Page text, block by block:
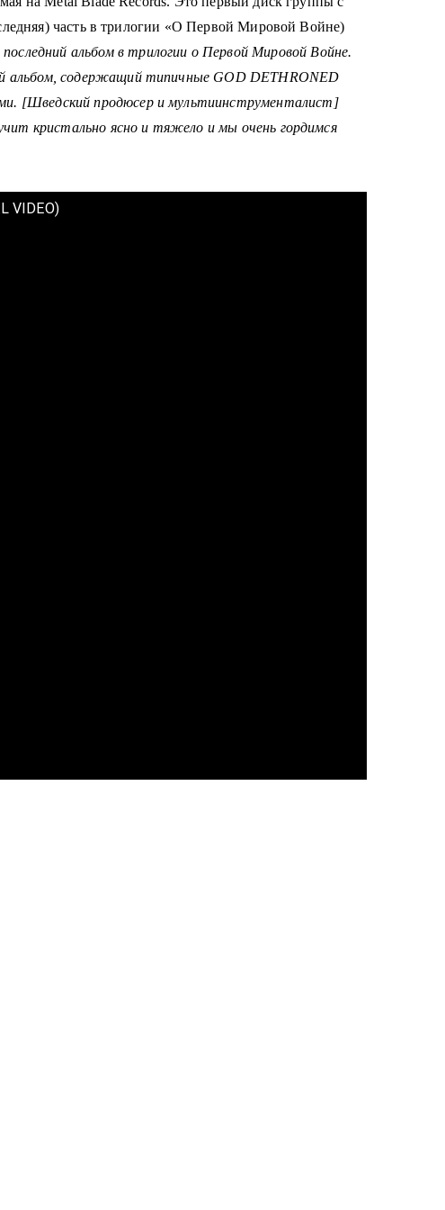
часть в трилогии «О Первой Мировой Войне)
альбом в трилогии о Первой Мировой Войне.
альбом, содержащий типичные GOD DETHRONED
[Шведский продюсер и мультиинструменталист]
кристально ясно и тяжело и мы очень гордимся
VIDEO)